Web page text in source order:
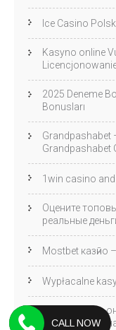
Ice Casino
Kasyno online
2025 Deneme
Bonusları
Grandpashabet
Grandpashabet
1win casino
Оцените
реальные
Mostbet казӣно
Wypłacalne
Jetton Games
игра с
CALL NOW